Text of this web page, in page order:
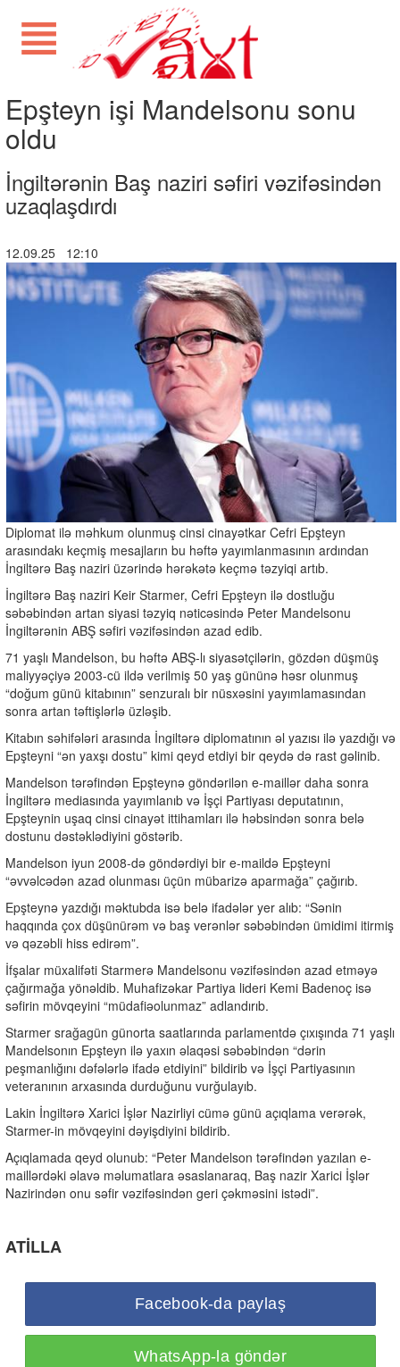
Epşteyn işi Mandelsonu sonu
oldu
İngiltərənin Baş naziri səfiri vəzifəsindən
uzaqlaşdırdı
12.09.25 12:10
Diplomat ilə məhkum olunmuş cinsi cinayətkar Cefri Epşteyn
arasındakı keçmiş mesajların bu həftə yayımlanmasının ardından
İngiltərə Baş naziri üzərində hərəkətə keçmə təzyiqi artıb.
İngiltərə Baş naziri Keir Starmer, Cefri Epşteyn ilə dostluğu
səbəbindən artan siyasi təzyiq nəticəsində Peter Mandelsonu
İngiltərənin ABŞ səfiri vəzifəsindən azad edib.
71 yaşlı Mandelson, bu həftə ABŞ-lı siyasətçilərin, gözdən düşmüş
maliyyəçiyə 2003-cü ildə verilmiş 50 yaş gününə həsr olunmuş
“doğum günü kitabının” senzuralı bir nüsxəsini yayımlamasından
sonra artan təftişlərlə üzləşib.
Kitabın səhifələri arasında İngiltərə diplomatının əl yazısı ilə yazdığı və
Epşteyni “ən yaxşı dostu” kimi qeyd etdiyi bir qeydə də rast gəlinib.
Mandelson tərəfindən Epşteynə göndərilən e-maillər daha sonra
İngiltərə mediasında yayımlanıb və İşçi Partiyası deputatının,
Epşteynin uşaq cinsi cinayət ittihamları ilə həbsindən sonra belə
dostunu dəstəklədiyini göstərib.
Mandelson iyun 2008-də göndərdiyi bir e-maildə Epşteyni
“əvvəlcədən azad olunması üçün mübarizə aparmağa” çağırıb.
Epşteynə yazdığı məktubda isə belə ifadələr yer alıb: “Sənin
haqqında çox düşünürəm və baş verənlər səbəbindən ümidimi itirmiş
və qəzəbli hiss edirəm”.
İfşalar müxalifəti Starmerə Mandelsonu vəzifəsindən azad etməyə
çağırmağa yönəldib. Muhafizəkar Partiya lideri Kemi Badenoç isə
səfirin mövqeyini “müdafiəolunmaz” adlandırıb.
Starmer srağagün günorta saatlarında parlamentdə çıxışında 71 yaşlı
Mandelsonın Epşteyn ilə yaxın əlaqəsi səbəbindən “dərin
peşmanlığını dəfələrlə ifadə etdiyini” bildirib və İşçi Partiyasının
veteranının arxasında durduğunu vurğulayıb.
Lakin İngiltərə Xarici İşlər Nazirliyi cümə günü açıqlama verərək,
Starmer-in mövqeyini dəyişdiyini bildirib.
Açıqlamada qeyd olunub: “Peter Mandelson tərəfindən yazılan e-
maillərdəki əlavə məlumatlara əsaslanaraq, Baş nazir Xarici İşlər
Nazirindən onu səfir vəzifəsindən geri çəkməsini istədi”.
ATİLLA
Facebook-da paylaş
WhatsApp-la göndər